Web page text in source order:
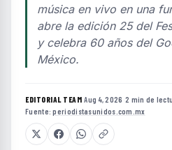
música en vivo en una
abre la edición 25 del
y celebra 60 años del
México.
EDITORIAL TEAM·Aug 4, 2026 ·2 min de
Fuente:periodistasunidos.com.mx